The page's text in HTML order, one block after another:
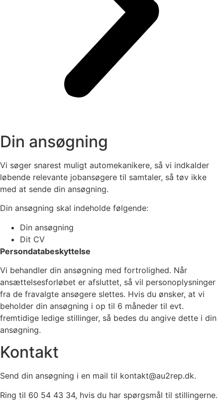
Din ansøgning
Vi søger snarest muligt automekanikere, så vi indkalder
løbende relevante jobansøgere til samtaler, så tøv ikke
med at sende din ansøgning.
Din ansøgning skal indeholde følgende:
Din ansøgning
Dit CV
Persondatabeskyttelse
Vi behandler din ansøgning med fortrolighed. Når
ansættelsesforløbet er afsluttet, så vil personoplysninger
fra de fravalgte ansøgere slettes. Hvis du ønsker, at vi
beholder din ansøgning i op til 6 måneder til evt.
fremtidige ledige stillinger, så bedes du angive dette i din
ansøgning.
Kontakt
Send din ansøgning i en mail til kontakt@au2rep.dk.
Ring til 60 54 43 34, hvis du har spørgsmål til stillingerne.